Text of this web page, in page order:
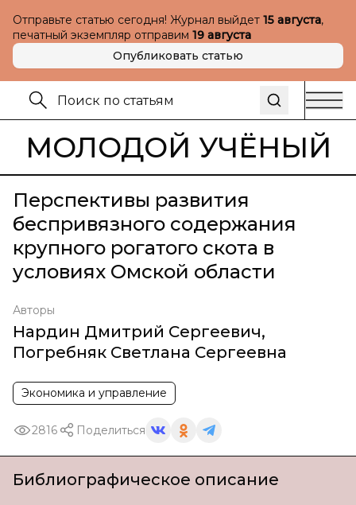
Отправьте статью сегодня! Журнал выйдет 15 августа,
печатный экземпляр отправим 19 августа
Опубликовать статью
МОЛОДОЙ УЧЁНЫЙ
Перспективы развития
беспривязного содержания
крупного рогатого скота в
условиях Омской области
Авторы
Нардин Дмитрий Сергеевич,
Погребняк Светлана Сергеевна
Экономика и управление
2816 Поделиться
Библиографическое описание